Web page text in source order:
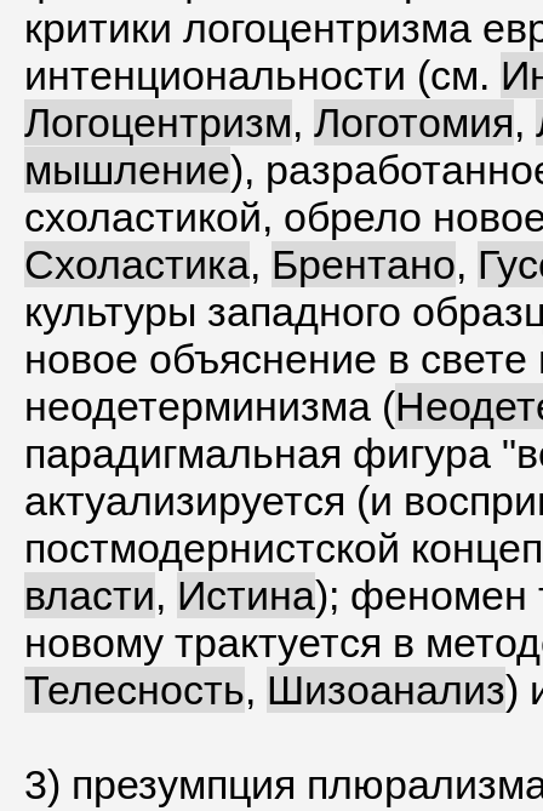
критики логоцентризма
интенциональности (см.
Логоцентризм, Логотомия,
мышление),
схоластикой, обрело
Схоластика, Брентано,
культуры западного
новое объяснение в
неодетерминизма (
парадигмальная фигура
актуализируется (и
постмодернистской
власти, Истина); феномен
новому трактуется в
Телесность, Шизоанализ)
3) презумпция